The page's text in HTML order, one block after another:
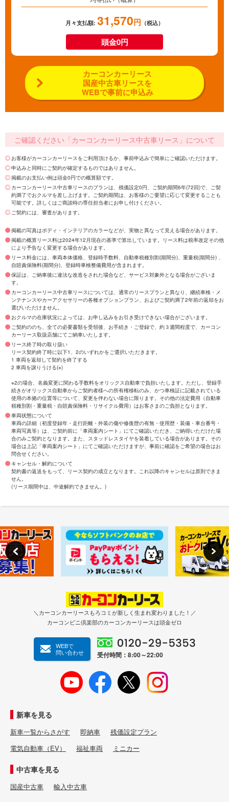
月々支払額: 31,570円 （税込）
頭金0円
カーコンカーリース
国産中古車リースを
WEBで事前に申込み
ご確認ください「カーコンカーリース中古車リース」について
お客様がカーコンカーリースをご利用頂けるか、事前申込みで簡単にご確認いただけます。
申込みと同時にご契約が確定するものではありません。
掲載のお支払い例は頭金0円での概算額です。
カーコンカーリース中古車リースのプランは、残価設定0円、ご契約期間6年(72回)で、ご契
約満了でおクルマを差し上げます。ご契約期間は、お客様のご要望に応じて変更することも
可能です。詳しくはご商談時の専任担当者にお申し付けください。
ご契約には、審査があります。
掲載の写真はボディ・インテリアのカラーなどが、実物と異なって見える場合があります。
掲載の概算リース料は2024年12月現在の基準で算出しています。リース料は税率改定その他
により予告なく変更する場合があります。
リース料金には、車両本体価格、登録時手数料、自動車税種別割(期間分)、重量税(期間分) 、
自賠責保険料(期間分)、登録時車検整備費用が含まれます。
保証は、ご納車後に違法な改造をされた場合など、サービス対象外となる場合がございま
す。
カーコンカーリース中古車リースについては、通常のリースプランと異なり、継続車検・メ
ンテナンスやカーアクセサリーの各種オプションプラン、およびご契約満了2年前の返却をお
選びいただけません。
おクルマの在庫状況によっては、お申し込みをお引き受けできない場合がございます。
ご契約ののち、全ての必要書類を受領後、お手続き・ご登録で、約３週間程度で、カーコン
カーリース取扱店舗にてご納車いたします。
リース終了時の取り扱い
リース契約終了時に以下1、2のいずれかをご選択いただきます。
1 車両を返却して契約を終了する
2 車両を譲りうける(※)
※2の場合、名義変更に関わる手数料をオリックス自動車で負担いたします。ただし、登録手
続きがオリックス自動車からご契約者様への所有権移転のみ、かつ車検証に記載されている
使用の本拠の位置等について、変更を伴わない場合に限ります。その他の法定費用（自動車
税種別割・重量税・自賠責保険料・リサイクル費用）はお客さまのご負担となります。
車両状態について
車両の詳細（初度登録年・走行距離・外装の傷や修復歴の有無・使用歴・装備・車台番号・
車両写真等）は、ご契約前に「車両案内シート」にてご確認いただき、ご納得いただけた場
合のみご契約となります。また、スタッドレスタイヤを装着している場合があります。その
場合は上記「車両案内シート」にてご確認いただけますが、事前に確認をご希望の場合はお
問合せください。
キャンセル・解約について
契約書の返送をもって、リース契約の成立となります。これ以降のキャンセルは原則できま
せん。
(リース期間中は、中途解約できません。)
＼カーコンカーリースもろコミが新しく生まれ変わりました！／
カーコンビニ倶楽部のカーコンカーリースは頭金ゼロ
WEBで
問い合わせ
受付時間：8:00～22:00
新車を見る
新車一覧からさがす 即納車
残価設定プラン
電気自動車（EV）
福祉車両 ミニカー
中古車を見る
国産中古車 輸入中古車